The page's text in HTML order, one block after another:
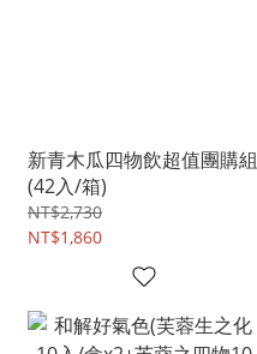
新青木瓜四物飲超值團購組
(42入/箱)
NT$2,730
NT$1,860